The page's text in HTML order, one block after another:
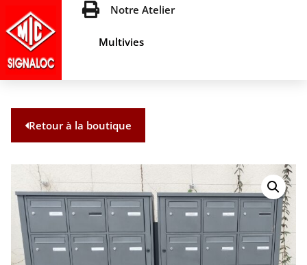
Notre Atelier
Multivies
Retour à la boutique